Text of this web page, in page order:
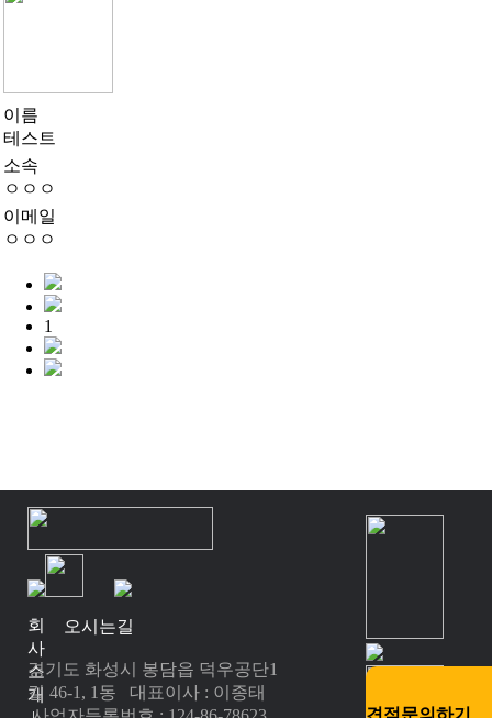
이름
테스트
소속
ㅇㅇㅇ
이메일
ㅇㅇㅇ
1
회
사
소
개
오시는길
경기도 화성시 봉담읍 덕우공단1
길 46-1, 1동 대표이사 : 이종태
견적문의하기